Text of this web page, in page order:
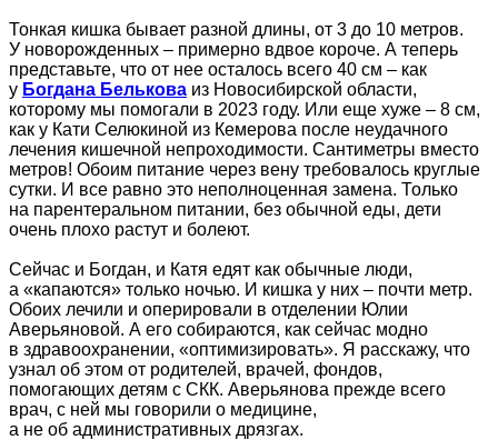
Тонкая кишка бывает разной длины, от 3 до 10 метров.
У новорожденных – примерно вдвое короче. А теперь
представьте, что от нее осталось всего 40 см – как
у Богдана Белькова из Новосибирской области,
которому мы помогали в 2023 году. Или еще хуже – 8 см,
как у Кати Селюкиной из Кемерова после неудачного
лечения кишечной непроходимости. Сантиметры вместо
метров! Обоим питание через вену требовалось круглые
сутки. И все равно это неполноценная замена. Только
на парентеральном питании, без обычной еды, дети
очень плохо растут и болеют.
Сейчас и Богдан, и Катя едят как обычные люди,
а «капаются» только ночью. И кишка у них – почти метр.
Обоих лечили и оперировали в отделении Юлии
Аверьяновой. А его собираются, как сейчас модно
в здравоохранении, «оптимизировать». Я расскажу, что
узнал об этом от родителей, врачей, фондов,
помогающих детям с СКК. Аверьянова прежде всего
врач, с ней мы говорили о медицине,
а не об административных дрязгах.